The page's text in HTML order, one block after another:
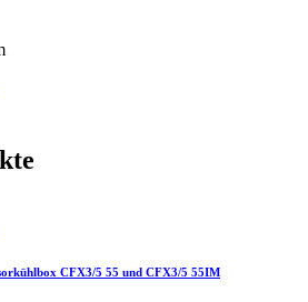
CFX3/5 55 und CFX3/5 55IM